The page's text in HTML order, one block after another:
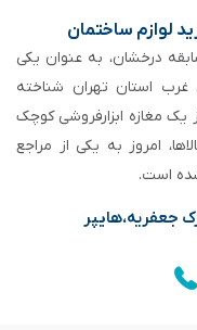
لوازم ساختمان
خاجی‌ با بیش از ۵۰ سال سابقه‌ درخشان، به عنوان یکی
غرب استان تهران شناخته
یک مغازه ابزارفروشی کوچک
امروز به یکی از مراجع
است.
جعفریه،هایپر